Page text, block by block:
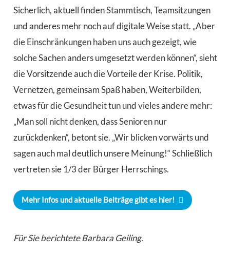
Sicherlich, aktuell finden Stammtisch, Teamsitzungen
und anderes mehr noch auf digitale Weise statt. „Aber
die Einschränkungen haben uns auch gezeigt, wie
solche Sachen anders umgesetzt werden können“, sieht
die Vorsitzende auch die Vorteile der Krise. Politik,
Vernetzen, gemeinsam Spaß haben, Weiterbilden,
etwas für die Gesundheit tun und vieles andere mehr:
„Man soll nicht denken, dass Senioren nur
zurückdenken“, betont sie. „Wir blicken vorwärts und
sagen auch mal deutlich unsere Meinung!“ Schließlich
vertreten sie 1/3 der Bürger Herrschings.
Mehr Infos und aktuelle Beiträge gibt es hier!
Für Sie berichtete Barbara Geiling.